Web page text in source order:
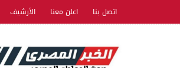
اتصل بنا اعلن معنا الأرشيف